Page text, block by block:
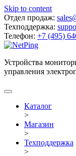
Skip to content
Отдел продаж:
Техподдержка:
Телефон: +7 (495)
Устройства
управления
Каталог
>
Магазин
>
Техподдержка
>